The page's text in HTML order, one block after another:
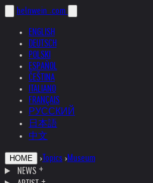
helnwein .com
ENGLISH
DEUTSCH
POLSKI
ESPAÑOL
ČEŠTINA
ITALIANO
FRANÇAIS
РУССКИЙ
日本語
中文
HOME › Topics ›Museum
NEWS